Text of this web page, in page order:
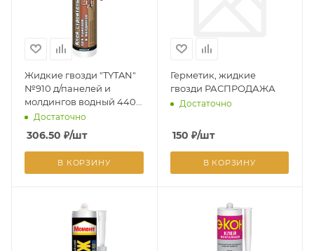
Жидкие гвозди "TYTAN"
№910 д/панелей и
молдингов водный 440г
06961 (Польша)*12
Достаточно
306.50 ₽/шт
В КОРЗИНУ
Герметик, жидкие
гвозди РАСПРОДАЖА
Достаточно
150 ₽/шт
В КОРЗИНУ